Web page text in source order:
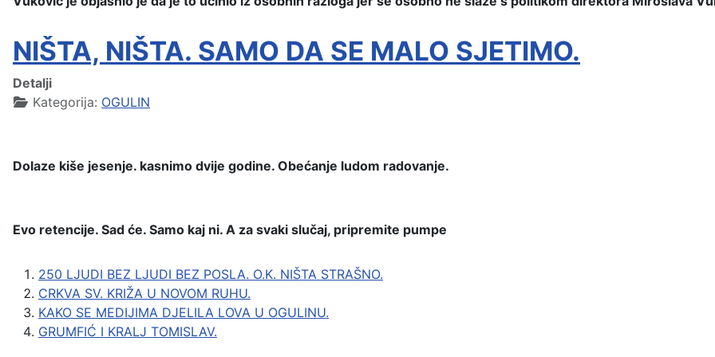
NIŠTA, NIŠTA. SAMO DA SE MALO SJETIMO.
Detalji
Kategorija: OGULIN
Dolaze kiše jesenje. kasnimo dvije godine. Obećanje ludom radovanje.
Evo retencije. Sad će. Samo kaj ni. A za svaki slučaj, pripremite pumpe
250 LJUDI BEZ LJUDI BEZ POSLA. O.K. NIŠTA STRAŠNO.
CRKVA SV. KRIŽA U NOVOM RUHU.
KAKO SE MEDIJIMA DJELILA LOVA U OGULINU.
GRUMFIĆ I KRALJ TOMISLAV.